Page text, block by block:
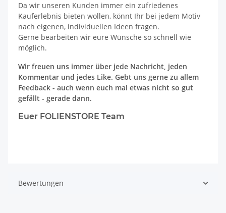
Da wir unseren Kunden immer ein zufriedenes
Kauferlebnis bieten wollen, könnt Ihr bei jedem Motiv
nach eigenen, individuellen Ideen fragen.
Gerne bearbeiten wir eure Wünsche so schnell wie
möglich.
Wir freuen uns immer über jede Nachricht, jeden
Kommentar und jedes Like. Gebt uns gerne zu allem
Feedback - auch wenn euch mal etwas nicht so gut
gefällt - gerade dann.
Euer FOLIENSTORE Team
Bewertungen